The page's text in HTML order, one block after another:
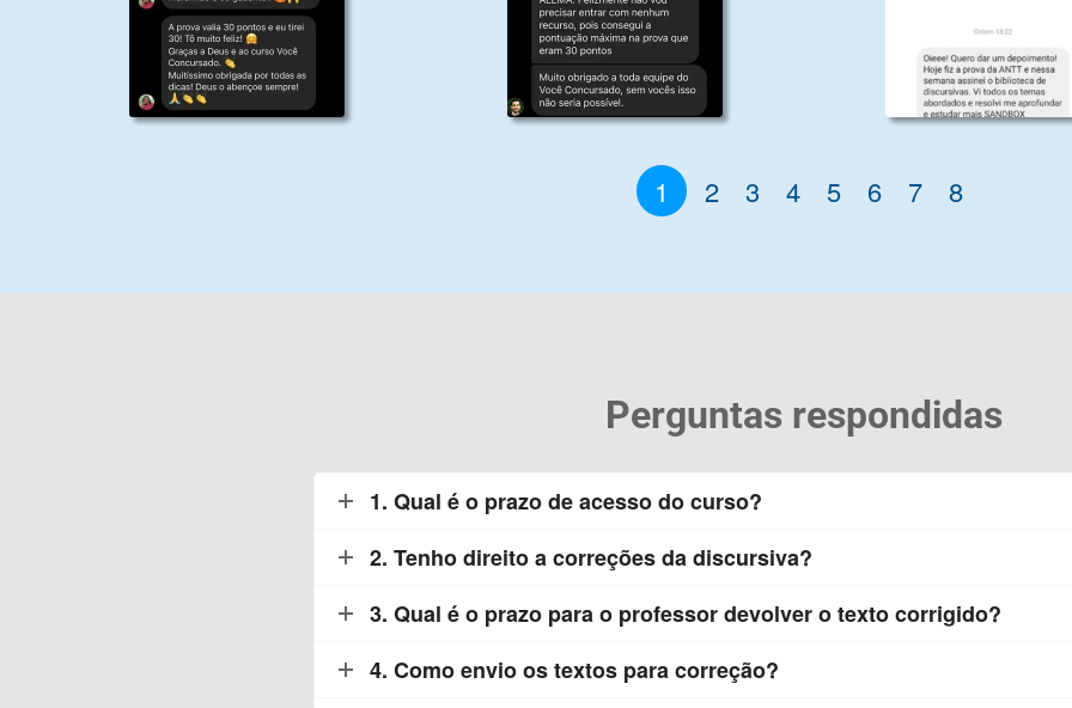
1 2 3 4 5 6 7 8
Perguntas respondidas
1. Qual é o prazo de acesso do curso?
2. Tenho direito a correções da discursiva?
3. Qual é o prazo para o professor devolver o texto corrigido?
4. Como envio os textos para correção?